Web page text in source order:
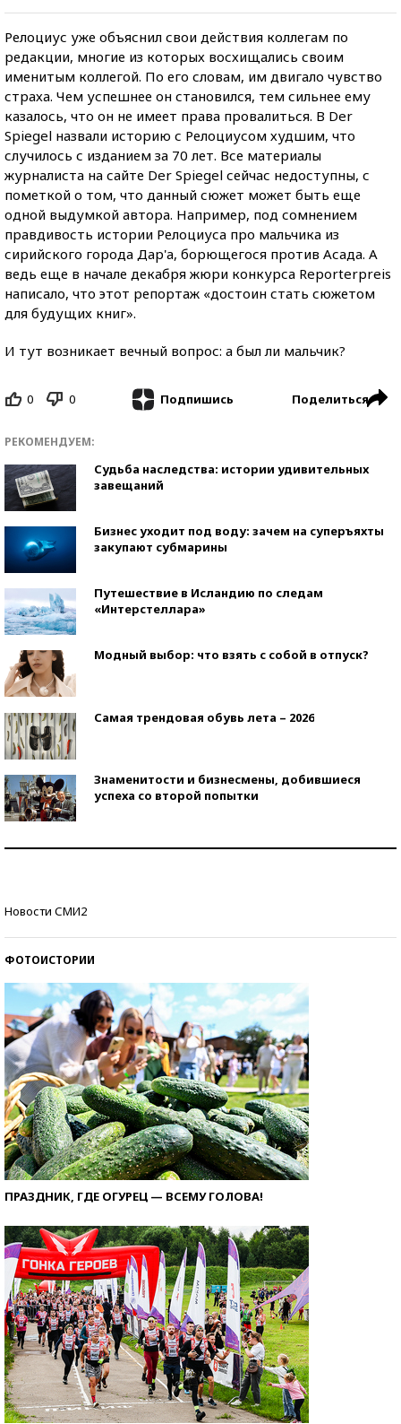
Релоциус уже объяснил свои действия коллегам по
редакции, многие из которых восхищались своим
именитым коллегой. По его словам, им двигало чувство
страха. Чем успешнее он становился, тем сильнее ему
казалось, что он не имеет права провалиться. В Der
Spiegel назвали историю с Релоциусом худшим, что
случилось с изданием за 70 лет. Все материалы
журналиста на сайте Der Spiegel сейчас недоступны, с
пометкой о том, что данный сюжет может быть еще
одной выдумкой автора. Например, под сомнением
правдивость истории Релоциуса про мальчика из
сирийского города Дар'а, борющегося против Асада. А
ведь еще в начале декабря жюри конкурса Reporterpreis
написало, что этот репортаж «достоин стать сюжетом
для будущих книг».
И тут возникает вечный вопрос: а был ли мальчик?
0 0 Подпишись Поделиться
РЕКОМЕНДУЕМ:
Судьба наследства: истории удивительных
завещаний
Бизнес уходит под воду: зачем на суперъяхты
закупают субмарины
Путешествие в Исландию по следам
«Интерстеллара»
Модный выбор: что взять с собой в отпуск?
Самая трендовая обувь лета – 2026
Знаменитости и бизнесмены, добившиеся
успеха со второй попытки
Новости СМИ2
ФОТОИСТОРИИ
ПРАЗДНИК, ГДЕ ОГУРЕЦ — ВСЕМУ ГОЛОВА!